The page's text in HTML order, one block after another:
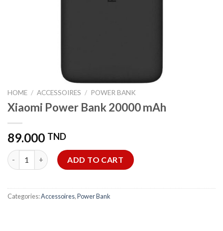
HOME / ACCESSOIRES / POWER BANK
Xiaomi Power Bank 20000 mAh
89.000 TND
Xiaomi Power Bank 20000 mAh quantity
ADD TO CART
Categories:Accessoires,Power Bank